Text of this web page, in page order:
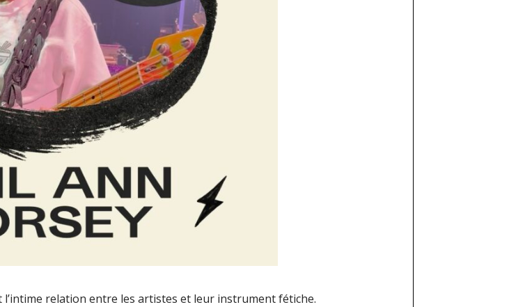
relation entre les artistes et leur instrument fétiche.